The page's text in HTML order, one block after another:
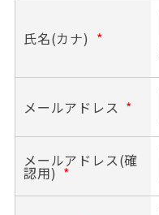
氏名(カナ) *
メールアドレス *
メールアドレス(確
認用) *